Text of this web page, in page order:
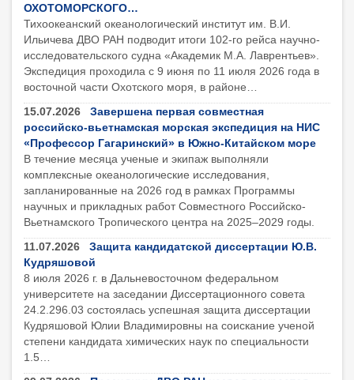
ОХОТОМОРСКОГО…
Тихоокеанский океанологический институт им. В.И.
Ильичева ДВО РАН подводит итоги 102-го рейса научно-
исследовательского судна «Академик М.А. Лаврентьев».
Экспедиция проходила с 9 июня по 11 июля 2026 года в
восточной части Охотского моря, в районе…
15.07.2026
Завершена первая совместная
российско-вьетнамская морская экспедиция на НИС
«Профессор Гагаринский» в Южно-Китайском море
В течение месяца ученые и экипаж выполняли
комплексные океанологические исследования,
запланированные на 2026 год в рамках Программы
научных и прикладных работ Совместного Российско-
Вьетнамского Тропического центра на 2025–2029 годы.
11.07.2026
Защита кандидатской диссертации Ю.В.
Кудряшовой
8 июля 2026 г. в Дальневосточном федеральном
университете на заседании Диссертационного совета
24.2.296.03 состоялась успешная защита диссертации
Кудряшовой Юлии Владимировны на соискание ученой
степени кандидата химических наук по специальности
1.5…